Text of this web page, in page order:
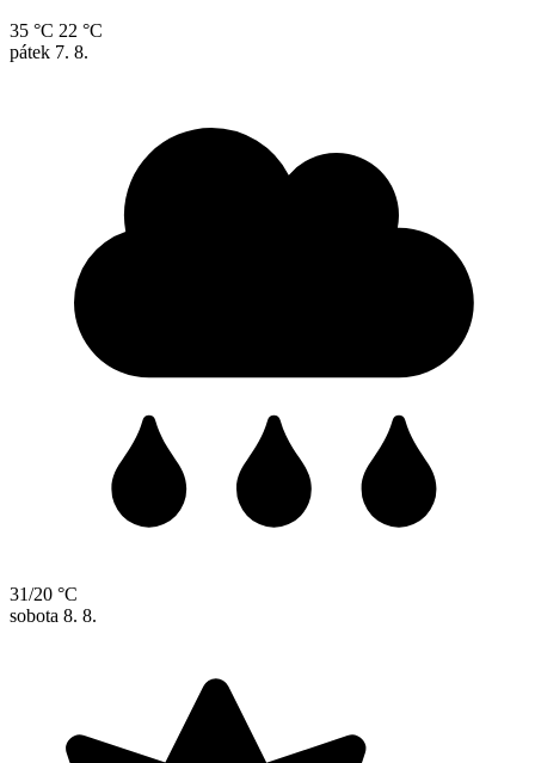
35 °C 22 °C
pátek 7. 8.
31/20 °C
sobota 8. 8.